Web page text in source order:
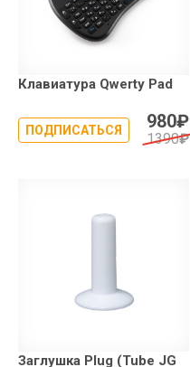
Клавиатура Qwerty Pad
ПОДПИСАТЬСЯ 980₽
1390₽
Заглушка Plug (Tube JG